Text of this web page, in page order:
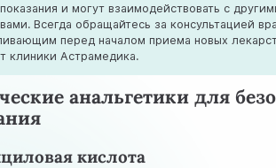
и могут взаимодействовать с
Всегда обращайтесь за консультацией
перед началом приема новых
клиники Астрамедика.
анальгетики для
кислота